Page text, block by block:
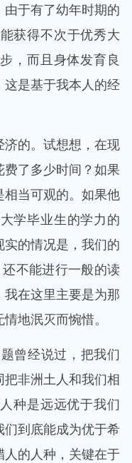
于有了幼年时期的
获得不次于优秀大
，而且身体发育良
是基于我本人的经
的。试想想，在现
了多少时间？如果
当可观的。如果他
学毕业生的学力的
的情况是，我们的
不能进行一般的读
在这里主要是为那
地泯灭而惋惜。
曾经说过，把我们
非洲土人和我们相
种是远远优于我们
们到底能成为优于希
人的人种，关键在于